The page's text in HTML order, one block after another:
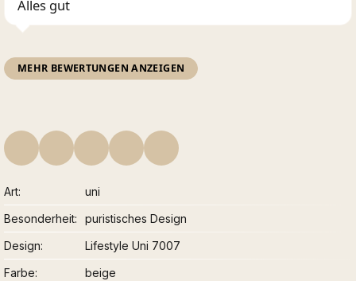
Alles gut
MEHR BEWERTUNGEN ANZEIGEN
Art
uni
Besonderheit
puristisches Design
Design
Lifestyle Uni 7007
Farbe
beige